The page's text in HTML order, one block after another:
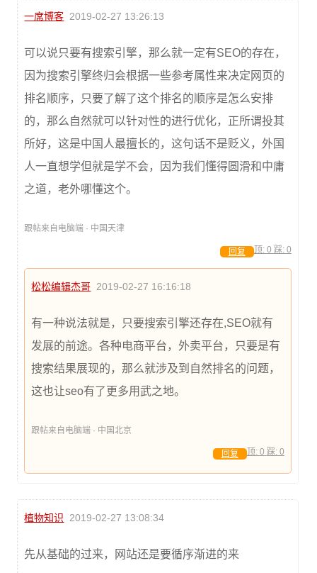
一席博客 2019-02-27 13:26:13
可以说只要有搜索引擎，那么就一定有SEO的存在，
因为搜索引擎终归会根据一些参考属性来决定网页的
排名顺序，只要了解了这个排名的顺序是怎么安排
的，那么自然就可以针对性的进行优化，正所谓投其
所好，这是中国人最擅长的，这句话不是贬义，外国
人一直想学但就是学不会，因为我们懂得圆滑和中庸
之道，老外哪懂这个。
跟帖来自电脑端 · 中国天津
顶: 0 踩: 0
回复
松松编辑杰哥 2019-02-27 16:16:18
有一种说法就是，只要搜索引擎还存在,SEO就有
发展的前途。各种电商平台，外卖平台，只要是有
搜索结果展现的，那么就涉及到自然排名的问题，
这也让seo有了更多用武之地。
跟帖来自电脑端 · 中国北京
顶: 0 踩: 0
回复
植物知识 2019-02-27 13:08:34
先从基础的过来，网站还是要循序渐进的来